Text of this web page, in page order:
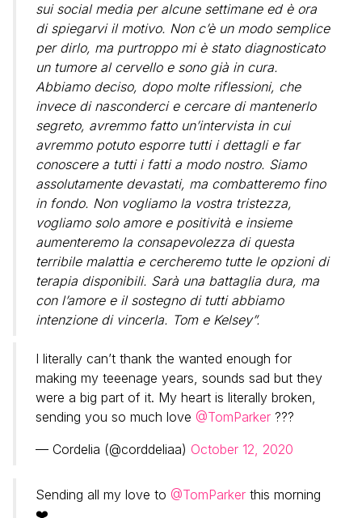
sui social media per alcune settimane ed è ora
di spiegarvi il motivo. Non c’è un modo semplice
per dirlo, ma purtroppo mi è stato diagnosticato
un tumore al cervello e sono già in cura.
Abbiamo deciso, dopo molte riflessioni, che
invece di nasconderci e cercare di mantenerlo
segreto, avremmo fatto un’intervista in cui
avremmo potuto esporre tutti i dettagli e far
conoscere a tutti i fatti a modo nostro. Siamo
assolutamente devastati, ma combatteremo fino
in fondo. Non vogliamo la vostra tristezza,
vogliamo solo amore e positività e insieme
aumenteremo la consapevolezza di questa
terribile malattia e cercheremo tutte le opzioni di
terapia disponibili. Sarà una battaglia dura, ma
con l’amore e il sostegno di tutti abbiamo
intenzione di vincerla. Tom e Kelsey”.
I literally can’t thank the wanted enough for
making my teeenage years, sounds sad but they
were a big part of it. My heart is literally broken,
sending you so much love @TomParker ???
— Cordelia (@corddeliaa) October 12, 2020
Sending all my love to @TomParker this morning
❤️